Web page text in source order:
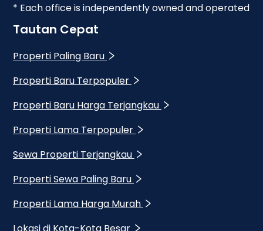
* Each office is independently owned and operated
Tautan Cepat
Properti Paling Baru
Properti Baru Terpopuler
Properti Baru Harga Terjangkau
Properti Lama Terpopuler
Sewa Properti Terjangkau
Properti Sewa Paling Baru
Properti Lama Harga Murah